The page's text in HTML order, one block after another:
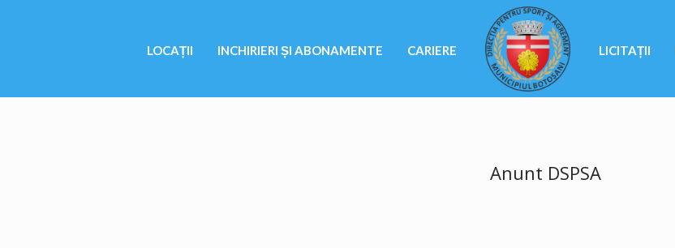
LOCAȚII INCHIRIERI ȘI ABONAMENTE CARIERE LICITAȚII
Anunt DSPSA